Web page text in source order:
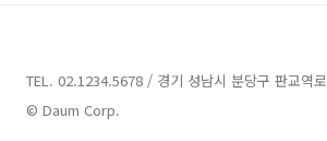
TEL. 02.1234.5678 / 경기 성남시 분당구 판교역로
© Daum Corp.